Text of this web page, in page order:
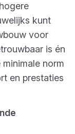
kunt
voor
is én
norm
en prestaties